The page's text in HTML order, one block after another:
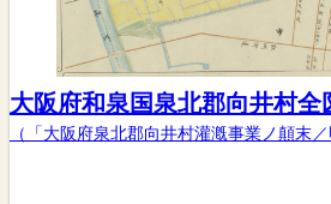
大阪府和泉国泉北郡向井村全
（「大阪府泉北郡向井村灌漑事業ノ顛末／